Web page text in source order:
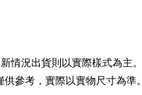
情況出貨則以實際樣式為主。
參考，實際以實物尺寸為準。